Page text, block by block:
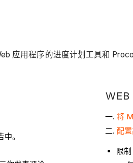
应用程序的进度计划工具和
。
WEB
将
配
限制